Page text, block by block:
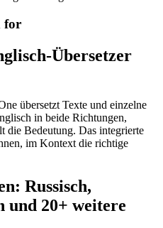
for
Übersetzer
übersetzt Texte und einzelne
in beide Richtungen,
die Bedeutung. Das integrierte
im Kontext die richtige
Russisch,
und 20+ weitere